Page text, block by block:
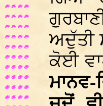
ਅਦੁੱਤੀ
ਕੋਈ
ਮਾਨਵ-